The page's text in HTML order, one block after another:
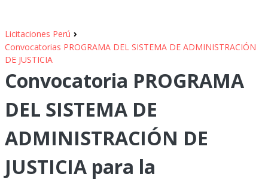
Licitaciones Perú ›
Convocatorias PROGRAMA DEL SISTEMA DE ADMINISTRACIÓN
DE JUSTICIA
Convocatoria PROGRAMA
DEL SISTEMA DE
ADMINISTRACIÓN DE
JUSTICIA para la